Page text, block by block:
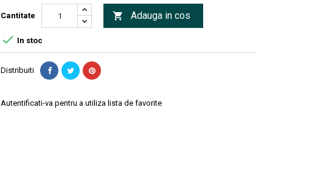
Cantitate  Adauga in cos
 In stoc
Distribuiti
Autentificati-va pentru a utiliza lista de favorite